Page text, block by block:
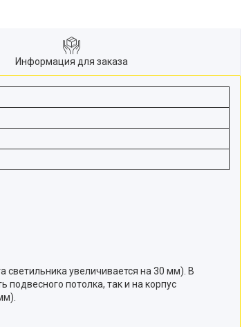
Информация для заказа
увеличивается на 30 мм). В
потолка, так и на корпус